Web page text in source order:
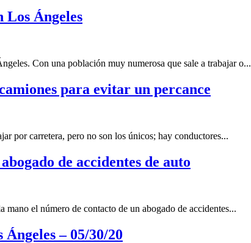
Los Ángeles
Con una población muy numerosa que sale a trabajar o...
para evitar un percance
por carretera, pero no son los únicos; hay conductores...
de accidentes de auto
el número de contacto de un abogado de accidentes...
– 05/30/20